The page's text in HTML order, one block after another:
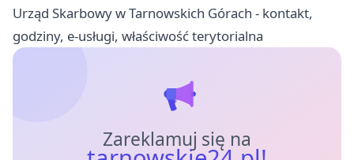
Urząd Skarbowy w Tarnowskich Górach - kontakt,
godziny, e-usługi, właściwość terytorialna
Zareklamuj się na